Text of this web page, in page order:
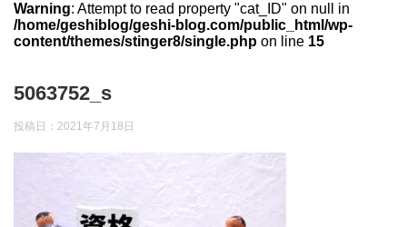
Warning: Attempt to read property "cat_ID" on null in
/home/geshiblog/geshi-blog.com/public_html/wp-
content/themes/stinger8/single.php on line 15
5063752_s
投稿日： 2021年7月18日